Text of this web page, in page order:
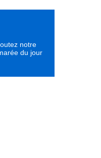
notre
du jour